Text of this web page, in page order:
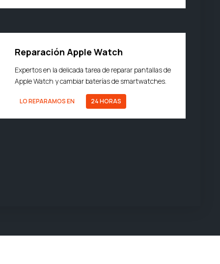
Reparación Apple Watch
Expertos en la delicada tarea de reparar pantallas de
Apple Watch y cambiar baterías de smartwatches.
LO REPARAMOS EN 24 HORAS